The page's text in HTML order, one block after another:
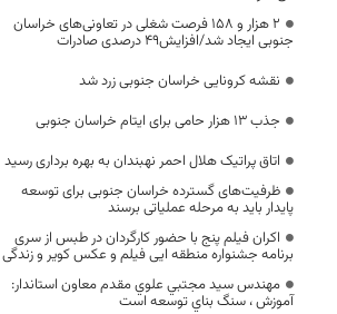
۲ هزار و ۱۵۸ فرصت شغلی در تعاونی‌های خراسان
جنوبی ایجاد شد/افزایش۴۹ درصدی صادرات
نقشه کرونایی خراسان جنوبی زرد شد
جذب ۱۳ هزار حامی برای ایتام خراسان جنوبی
اتاق پراتیک هلال احمر نهبندان به بهره برداری رسید
ظرفیت‌های گسترده خراسان جنوبی برای توسعه
پایدار باید به مرحله عملیاتی برسند
اکران فیلم پنج با حضور کارگردان در طبس از سری
برنامه جشنواره منطقه ایی فیلم و عکس کویر و زندگی
مهندس سيد مجتبي علوي مقدم معاون استاندار:
آموزش ، سنگ بناي توسعه است